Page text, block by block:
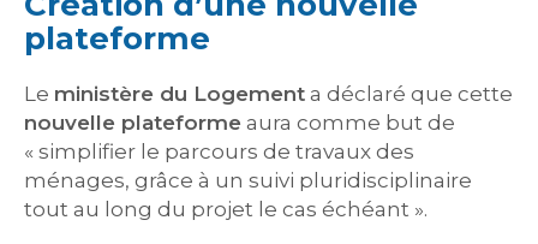
plateforme
Le ministère du Logement a déclaré que cette
nouvelle plateforme aura comme but de
« simplifier le parcours de travaux des
ménages, grâce à un suivi pluridisciplinaire
tout au long du projet le cas échéant ».